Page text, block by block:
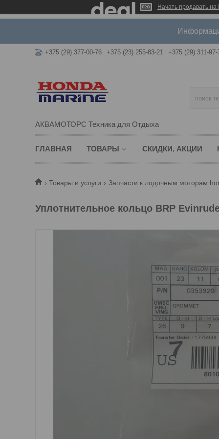
Начать продавать на
+375 (29) 377-00-76 +375 (23) 255-83-21 +375 (29) 311-97-
АКВАМОТОРС Техника для Отдыха
ГЛАВНАЯ ТОВАРЫ СКИДКИ, АКЦИИ
Товары и услуги Запчасти к лодочным моторам
Уплотнительное кольцо BRP